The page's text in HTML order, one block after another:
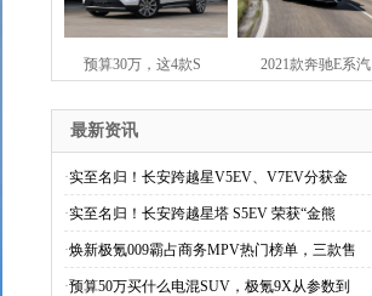
预算30万，这4款S 2021款奔驰E系汽
最新资讯
·实至名归！长安跨越星V5EV、V7EV分获金
·实至名归！长安跨越星塔 S5EV 荣获“金熊
·焕新极氪009霸占商务MPV热门榜单，三款售
·预算50万买什么电混SUV，极氪9X从参数到